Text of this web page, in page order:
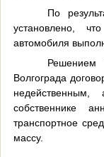
По
установлено,
автомобиля
Решением
Волгограда
собственнике
транспортное
массу.